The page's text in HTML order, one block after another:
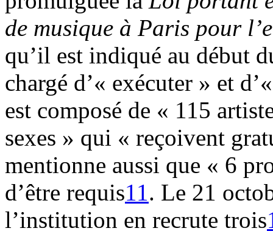
de musique à Paris pour
qu’il est indiqué au début
chargé d’« exécuter » et
est composé de « 115
sexes » qui « reçoivent
mentionne aussi que « 6
d’être requis11. Le 21
l’institution en recrute trois